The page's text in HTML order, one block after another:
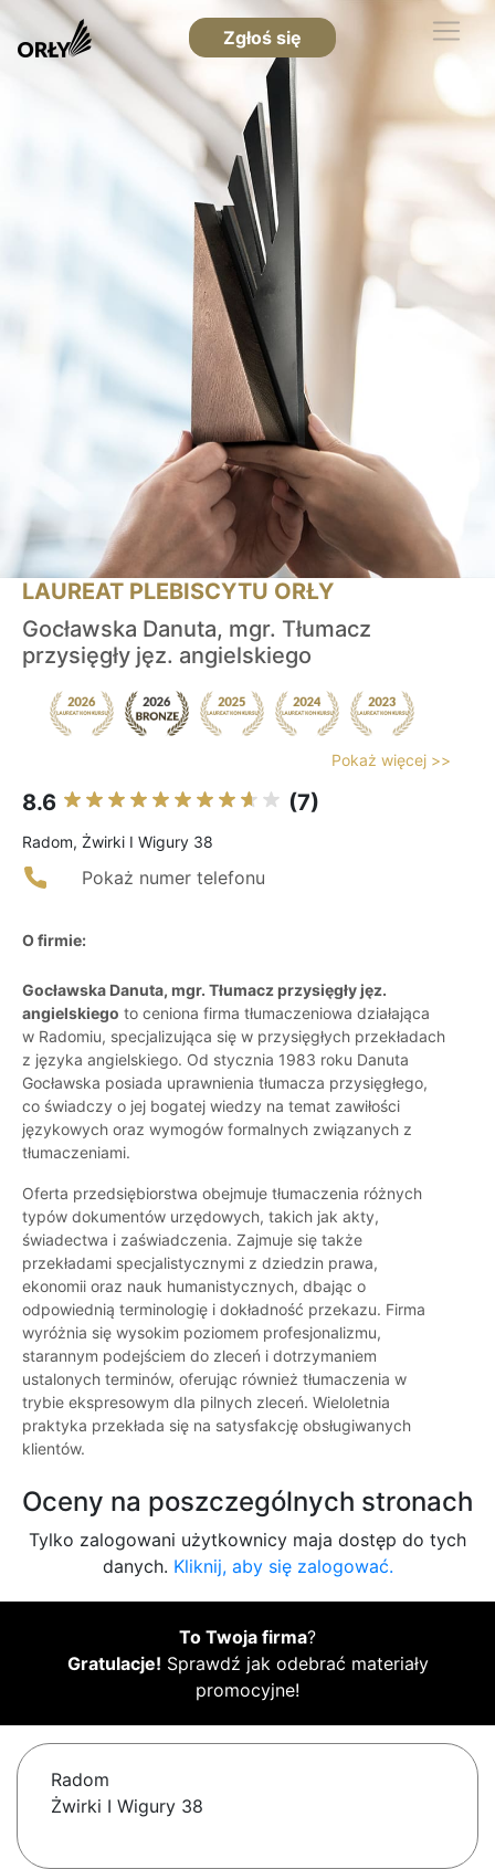
Zgłoś się
LAUREAT PLEBISCYTU ORŁY
Gocławska Danuta, mgr. Tłumacz
przysięgły jęz. angielskiego
Pokaż więcej >>
8.6 (7)
Radom, Żwirki I Wigury 38
Pokaż numer telefonu
O firmie:
Gocławska Danuta, mgr. Tłumacz przysięgły jęz.
angielskiego to ceniona firma tłumaczeniowa działająca
w Radomiu, specjalizująca się w przysięgłych przekładach
z języka angielskiego. Od stycznia 1983 roku Danuta
Gocławska posiada uprawnienia tłumacza przysięgłego,
co świadczy o jej bogatej wiedzy na temat zawiłości
językowych oraz wymogów formalnych związanych z
tłumaczeniami.
Oferta przedsiębiorstwa obejmuje tłumaczenia różnych
typów dokumentów urzędowych, takich jak akty,
świadectwa i zaświadczenia. Zajmuje się także
przekładami specjalistycznymi z dziedzin prawa,
ekonomii oraz nauk humanistycznych, dbając o
odpowiednią terminologię i dokładność przekazu. Firma
wyróżnia się wysokim poziomem profesjonalizmu,
starannym podejściem do zleceń i dotrzymaniem
ustalonych terminów, oferując również tłumaczenia w
trybie ekspresowym dla pilnych zleceń. Wieloletnia
praktyka przekłada się na satysfakcję obsługiwanych
klientów.
Oceny na poszczególnych stronach
Tylko zalogowani użytkownicy maja dostęp do tych
danych. Kliknij, aby się zalogować.
To Twoja firma?
Gratulacje! Sprawdź jak odebrać materiały
promocyjne!
Radom
Żwirki I Wigury 38